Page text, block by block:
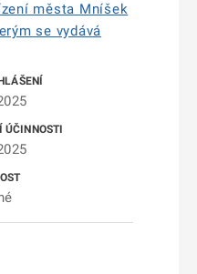
města Mníšek
se vydává